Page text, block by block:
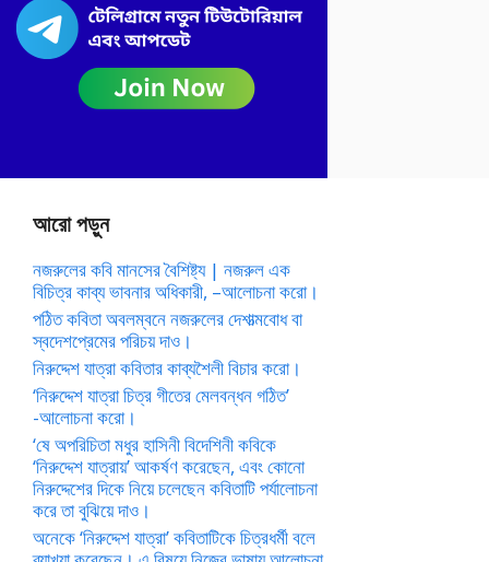
আরো পড়ুন
নজরুলের কবি মানসের বৈশিষ্ট্য | নজরুল এক
বিচিত্র কাব্য ভাবনার অধিকারী, –আলোচনা করো।
পঠিত কবিতা অবলম্বনে নজরুলের দেশাত্মবোধ বা
স্বদেশপ্রেমের পরিচয় দাও।
নিরুদ্দেশ যাত্রা কবিতার কাব্যশৈলী বিচার করো।
‘নিরুদ্দেশ যাত্রা চিত্র গীতের মেলবন্ধন গঠিত’
-আলোচনা করো।
‘ষে অপরিচিতা মধুর হাসিনী বিদেশিনী কবিকে
‘নিরুদ্দেশ যাত্রায়’ আকর্ষণ করেছেন, এবং কোনো
নিরুদ্দেশের দিকে নিয়ে চলেছেন কবিতাটি পর্যালোচনা
করে তা বুঝিয়ে দাও।
অনেকে ‘নিরুদ্দেশ যাত্রা’ কবিতাটিকে চিত্রধর্মী বলে